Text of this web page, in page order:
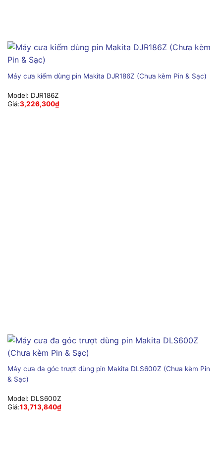
Máy cưa kiếm dùng pin Makita DJR186Z (Chưa kèm Pin & Sạc)
Model: DJR186Z
Giá:3,226,300₫
Máy cưa đa góc trượt dùng pin Makita DLS600Z (Chưa kèm Pin
& Sạc)
Model: DLS600Z
Giá:13,713,840₫